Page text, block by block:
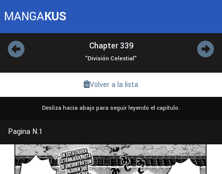
MANGAKUS
Chapter 339
"División Celestial"